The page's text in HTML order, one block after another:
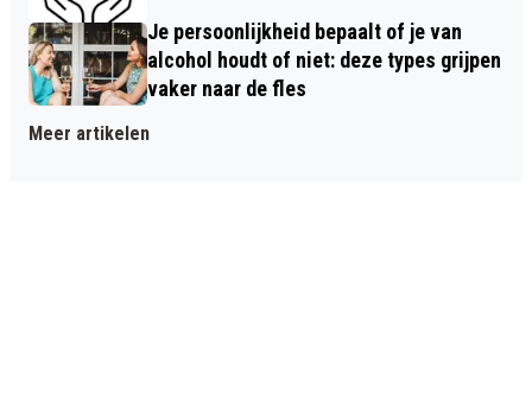
Je persoonlijkheid bepaalt of je van
alcohol houdt of niet: deze types grijpen
vaker naar de fles
Meer artikelen